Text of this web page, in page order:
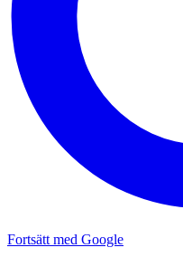
Fortsätt med Google